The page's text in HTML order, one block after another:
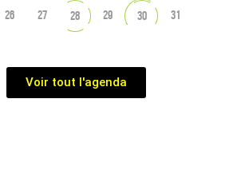
26 27 28 29 30 31
Voir tout l'agenda